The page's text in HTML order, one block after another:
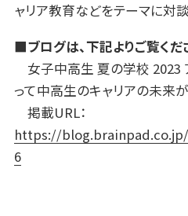
ャリア教育などをテーマに対
■ブログは、下記よりご覧くだ
女子中高生 夏の学校 2023
って中高生のキャリアの未来
掲載URL：
https://
6